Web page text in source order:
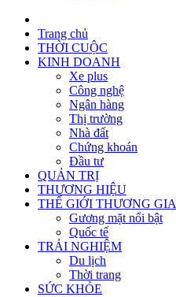
Trang chủ
THỜI CUỘC
KINH DOANH
Xe plus
Công nghệ
Ngân hàng
Thị trường
Nhà đất
Chứng khoán
Đầu tư
QUẢN TRỊ
THƯƠNG HIỆU
THẾ GIỚI THƯƠNG GIA
Gương mặt nổi bật
Quốc tế
TRẢI NGHIỆM
Du lịch
Thời trang
SỨC KHỎE